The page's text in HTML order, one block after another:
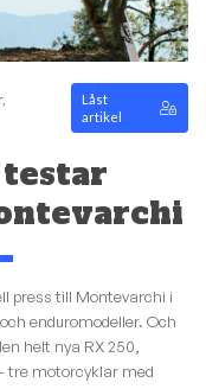
,
Låst
artikel
press till Montevarchi i
enduromodeller. Och
helt nya RX 250,
tre motorcyklar med